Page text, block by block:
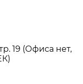
19 (Офиса нет,